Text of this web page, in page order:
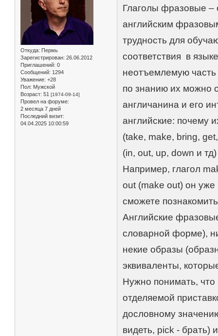
Откуда: Пермь
Зарегистрирован: 26.06.2012
Приглашений: 0
Сообщений: 1294
Уважение: +28
Пол: Мужской
Возраст: 51 [1974-09-14]
Провел на форуме:
2 месяца 7 дней
Последний визит:
04.04.2025 10:00:59
Глаголы фразовые –
английским
трудность для
соответствия в
неотъемлемую часть
по знанию их можно
англичанина и его
английские: почему
(take, make, bring,
(in, out, up, down и
Например, глагол
out (make out) он
сможете
Английские
словарной форме),
некие образы
эквиваленты,
Нужно понимать, что
отделяемой
дословному
видеть, pick - брать)